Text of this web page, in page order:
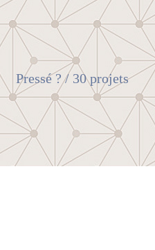
Pressé ? / 30 projets